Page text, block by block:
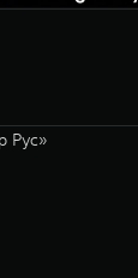
Рус»